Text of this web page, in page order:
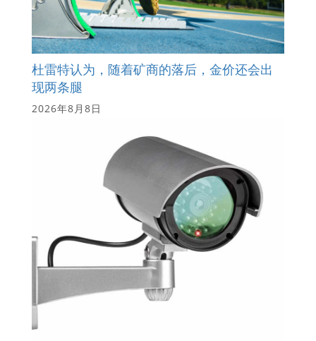
杜雷特认为，随着矿商的落后，金价还会出
现两条腿
2026年8月8日